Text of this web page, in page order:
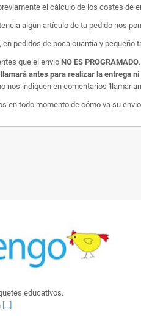
el cálculo de los costes de
algún artículo de tu pedido nos
pedidos de poca cuantía y
que el envio NO ES PROGRAMADO.
antes para realizar la entrega
nos indiquen en comentarios 'llamar
en todo momento de cómo va su
educativos.
[...]